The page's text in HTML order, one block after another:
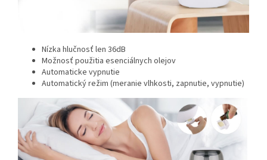
Nízka hlučnosť len 36dB
Možnosť použitia esenciálnych olejov
Automaticke vypnutie
Automatický režim (meranie vlhkosti, zapnutie, vypnutie)